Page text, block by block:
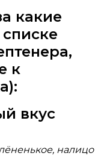
какие
к
вкус
налицо